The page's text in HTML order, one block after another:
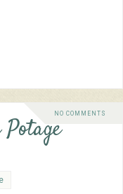
NO COMMENTS